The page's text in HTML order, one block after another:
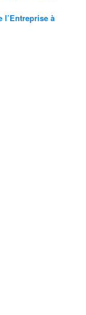
l’Entreprise à